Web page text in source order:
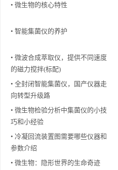
• 微生物的核心特性
• 智能集菌仪的养护
• 微波合成萃取仪，提供不同速度
的磁力搅拌(标配)
• 全封闭智能集菌仪，国产仪器走
向转型升级路
• 微生物检验分析中集菌仪的小技
巧和小经验
• 冷凝回流装置图需要哪些仪器和
参数介绍
• 微生物：隐形世界的生命奇迹